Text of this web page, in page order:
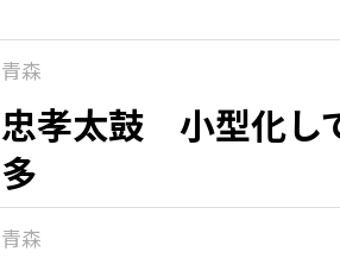
青森
忠孝太鼓 小型化し
多
青森